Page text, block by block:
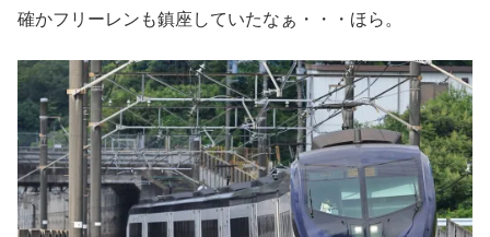
確かフリーレンも鎮座していたなぁ・・・ほら。